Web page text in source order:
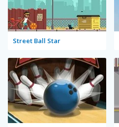
Street Ball Star